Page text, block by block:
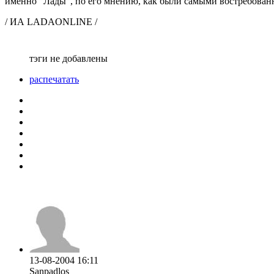
/ ИА LADAONLINE /
тэги не добавлены
распечатать
13-08-2004 16:11
Sanpadlos